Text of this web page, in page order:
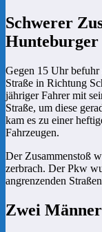
Schwerer
Hunteburger
Gegen 15 Uhr
Straße in Richtung
jähriger Fahrer mit
Straße, um diese
kam es zu einer
Fahrzeugen.
Der Zusammenstoß
zerbrach. Der Pkw
angrenzenden
Zwei